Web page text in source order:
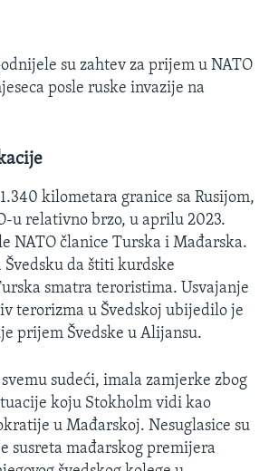
su zahtev za prijem u NATO
posle ruske invazije na
kilometara granice sa Rusijom,
u relativno brzo, u aprilu 2023.
NATO članice Turska i Mađarska.
da štiti kurdske
smatra teroristima. Usvajanje
terorizma u Švedskoj ubijedilo je
prijem Švedske u Alijansu.
sudeći, imala zamjerke zbog
koju Stokholm vidi kao
u Mađarskoj. Nesuglasice su
susreta mađarskog premijera